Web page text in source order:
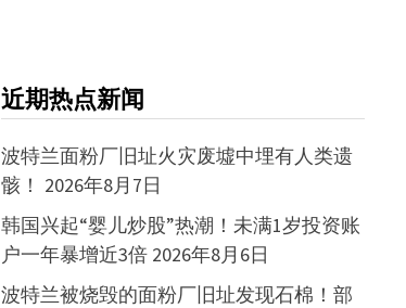
近期热点新闻
波特兰面粉厂旧址火灾废墟中埋有人类遗
骸！ 2026年8月7日
韩国兴起“婴儿炒股”热潮！未满1岁投资账
户一年暴增近3倍 2026年8月6日
波特兰被烧毁的面粉厂旧址发现石棉！部